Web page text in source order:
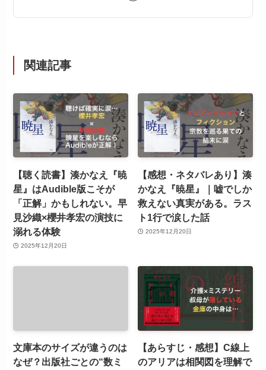
関連記事
【聴く読書】湊かなえ『暁
星』はAudible版こそが
「正解」かもしれない。早
見沙織×櫻井孝宏の演技に
溺れる体験
2025年12月20日
【感想・ネタバレあり】湊
かなえ『暁星』｜嘘でしか
救えない真実がある。ラス
ト1行で涙した話
2025年12月20日
文庫本のサイズが違うのは
なぜ？出版社ごとの“数ミ
【あらすじ・感想】C線上
のアリアは相関図を理解で